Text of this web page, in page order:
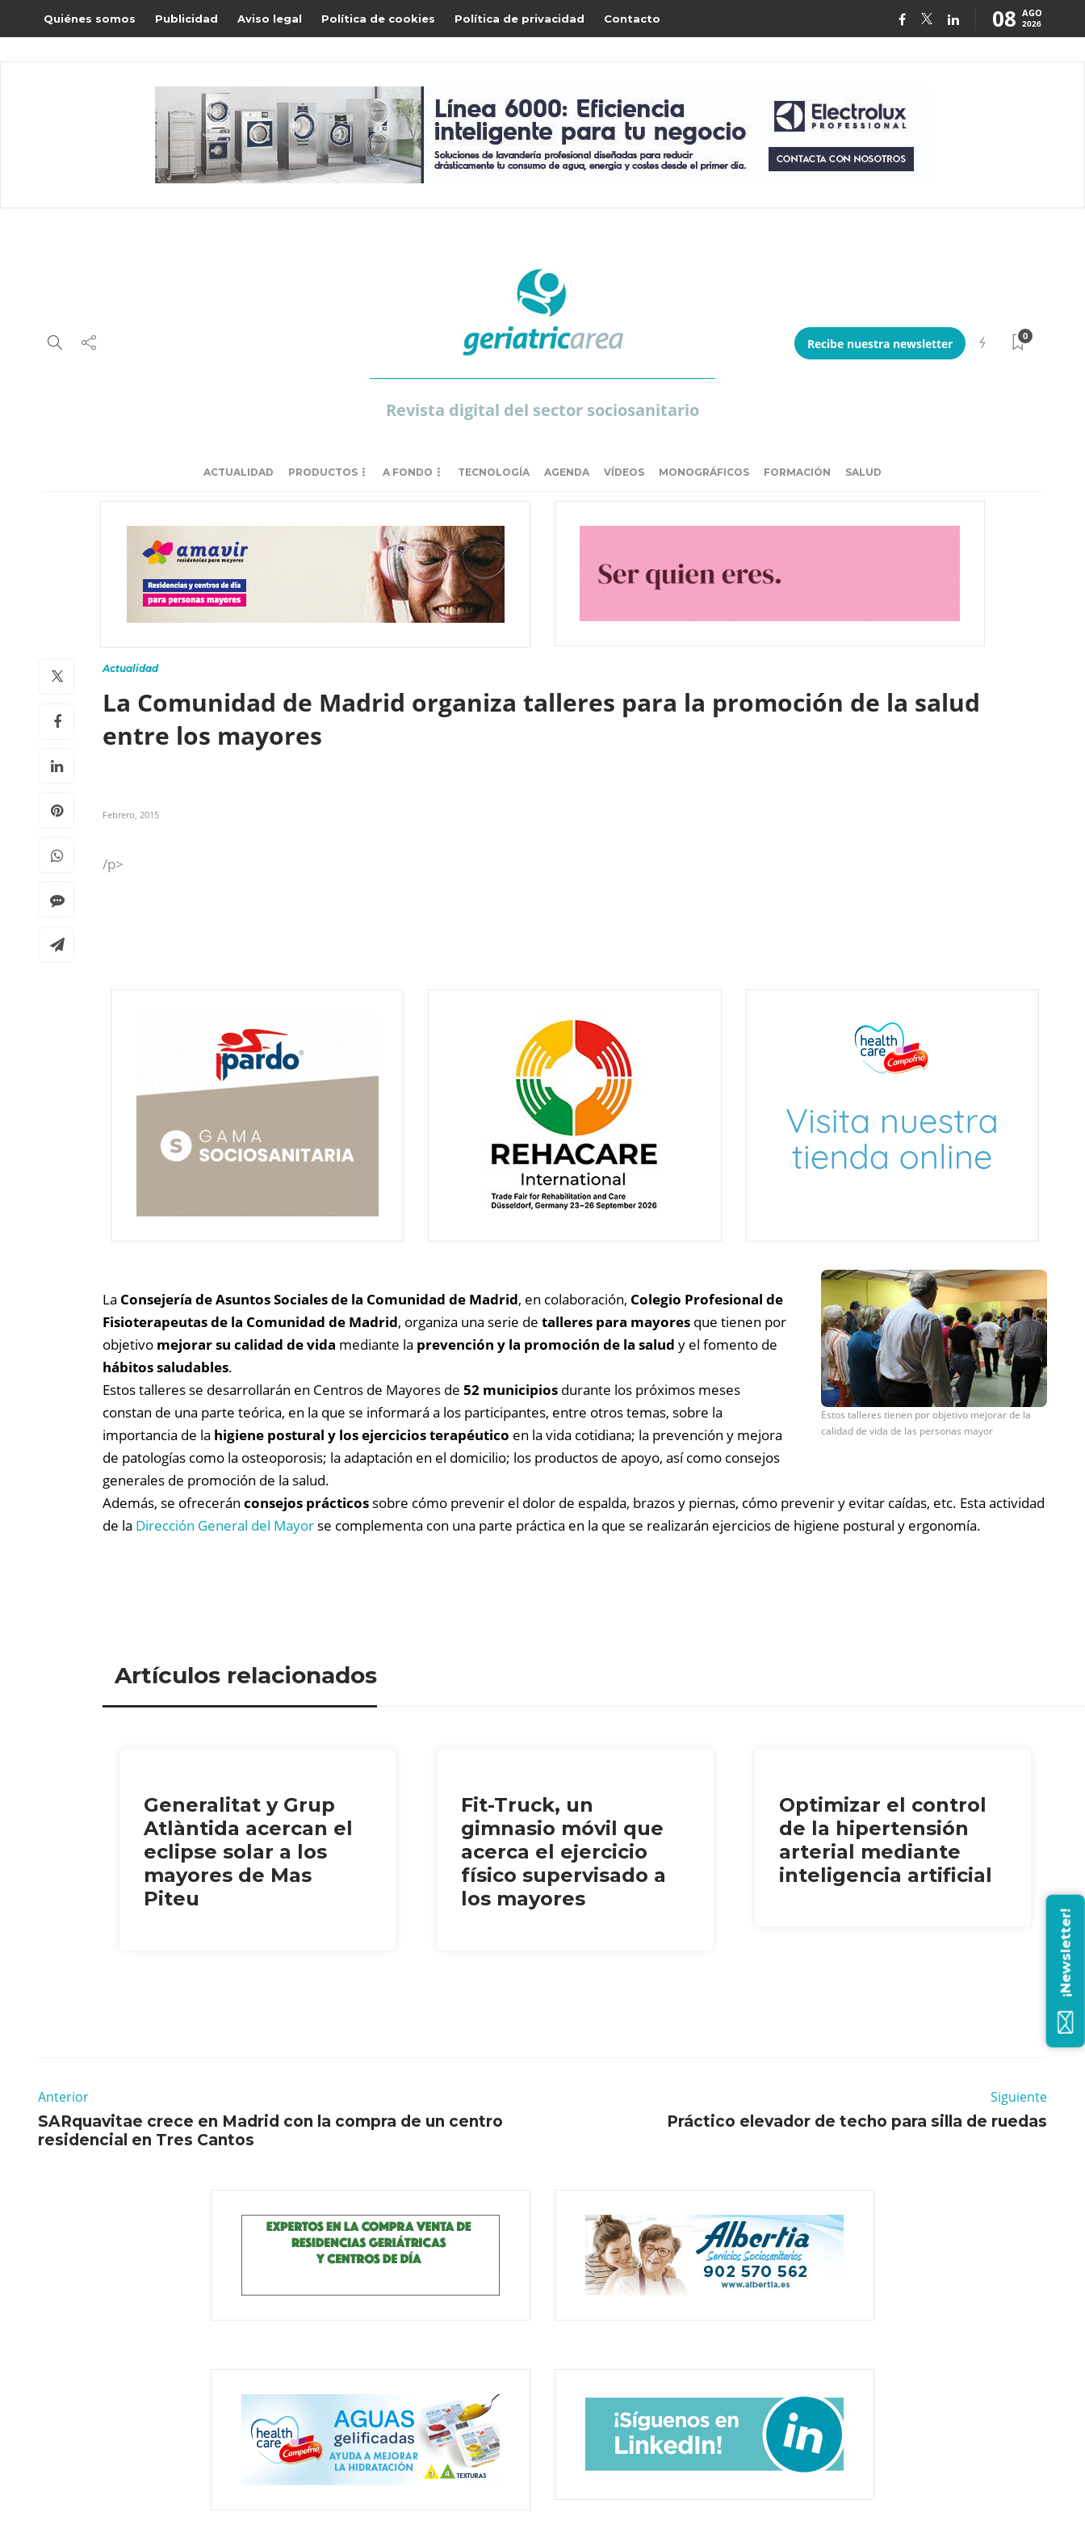
Quiénes somos Publicidad Aviso legal Política de cookies Política de privacidad Contacto 08 AGO
2026
Revista digital del sector sociosanitario
Recibe nuestra newsletter
0
ACTUALIDAD PRODUCTOS A FONDO TECNOLOGÍA AGENDA VÍDEOS MONOGRÁFICOS FORMACIÓN SALUD
Actualidad
La Comunidad de Madrid organiza talleres para la promoción de la salud
entre los mayores
Febrero, 2015
/p>
Estos talleres tienen por objetivo mejorar de la
calidad de vida de las personas mayor
La Consejería de Asuntos Sociales de la Comunidad de Madrid, en colaboración, Colegio Profesional de
Fisioterapeutas de la Comunidad de Madrid, organiza una serie de talleres para mayores que tienen por
objetivo mejorar su calidad de vida mediante la prevención y la promoción de la salud y el fomento de
hábitos saludables.
Estos talleres se desarrollarán en Centros de Mayores de 52 municipios durante los próximos meses
constan de una parte teórica, en la que se informará a los participantes, entre otros temas, sobre la
importancia de la higiene postural y los ejercicios terapéutico en la vida cotidiana; la prevención y mejora
de patologías como la osteoporosis; la adaptación en el domicilio; los productos de apoyo, así como consejos
generales de promoción de la salud.
Además, se ofrecerán consejos prácticos sobre cómo prevenir el dolor de espalda, brazos y piernas, cómo prevenir y evitar caídas, etc. Esta actividad
de la Dirección General del Mayor se complementa con una parte práctica en la que se realizarán ejercicios de higiene postural y ergonomía.
Artículos relacionados
Generalitat y Grup
Atlàntida acercan el
eclipse solar a los
mayores de Mas
Piteu
Fit-Truck, un
gimnasio móvil que
acerca el ejercicio
físico supervisado a
los mayores
Optimizar el control
de la hipertensión
arterial mediante
inteligencia artificial
Anterior
SARquavitae crece en Madrid con la compra de un centro
residencial en Tres Cantos
Siguiente
Práctico elevador de techo para silla de ruedas
¡Newsletter!